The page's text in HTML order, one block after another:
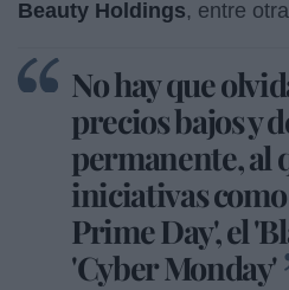
Beauty Holdings, entre
No hay que
precios bajos y
permanente, al
iniciativas
Prime Day', el
'Cyber Monday'